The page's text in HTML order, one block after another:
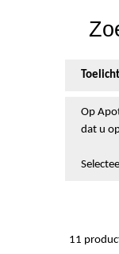
Op
dat u
11